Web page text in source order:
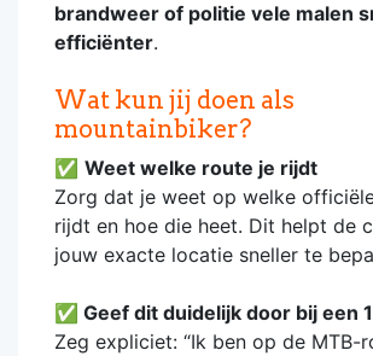
brandweer of politie vele malen
efficiënter.
Wat kun jij doen als
mountainbiker?
✅ Weet welke route je rijdt
Zorg dat je weet op welke
rijdt en hoe die heet. Dit helpt de
jouw exacte locatie sneller te
✅ Geef dit duidelijk door bij een
Zeg expliciet: “Ik ben op de MTB-